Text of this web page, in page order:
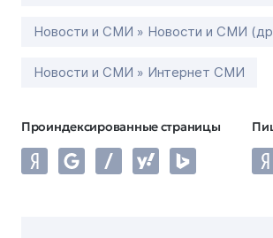
Новости и СМИ » Новости и СМИ
Новости и СМИ » Интернет СМИ
Проиндексированные страницы